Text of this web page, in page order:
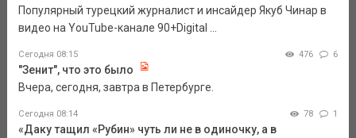
Популярный турецкий журналист и инсайдер Якуб Чинар в
видео на YouTube-канале 90+Digital ...
Сегодня 08:15 476 6
"Зенит", что это было
Вчера, сегодня, завтра в Петербурге.
Сегодня 08:14 78 1
«Даку тащил «Рубин» чуть ли не в одиночку, а в